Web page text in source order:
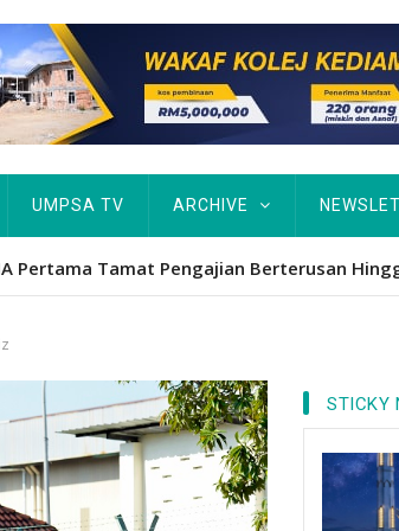
UMPSA TV ARCHIVE
Pertama Tamat Pengajian Berterusan
STICKY